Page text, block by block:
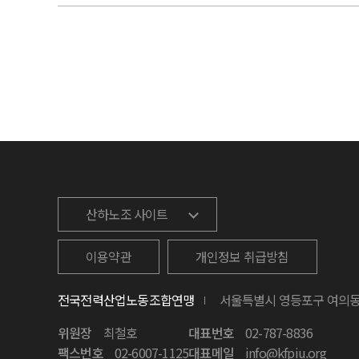
산하노조 사이트
이용약관 개인정보 취급방침
전국전력산업노동조합연맹
서울특별시 영등포구 여의
위원장
최철호
팩스번호 02-6007-1125
대표번호 02-787-8836
대표메일
info@kfpiu.org